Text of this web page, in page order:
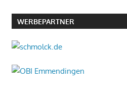
WERBEPARTNER